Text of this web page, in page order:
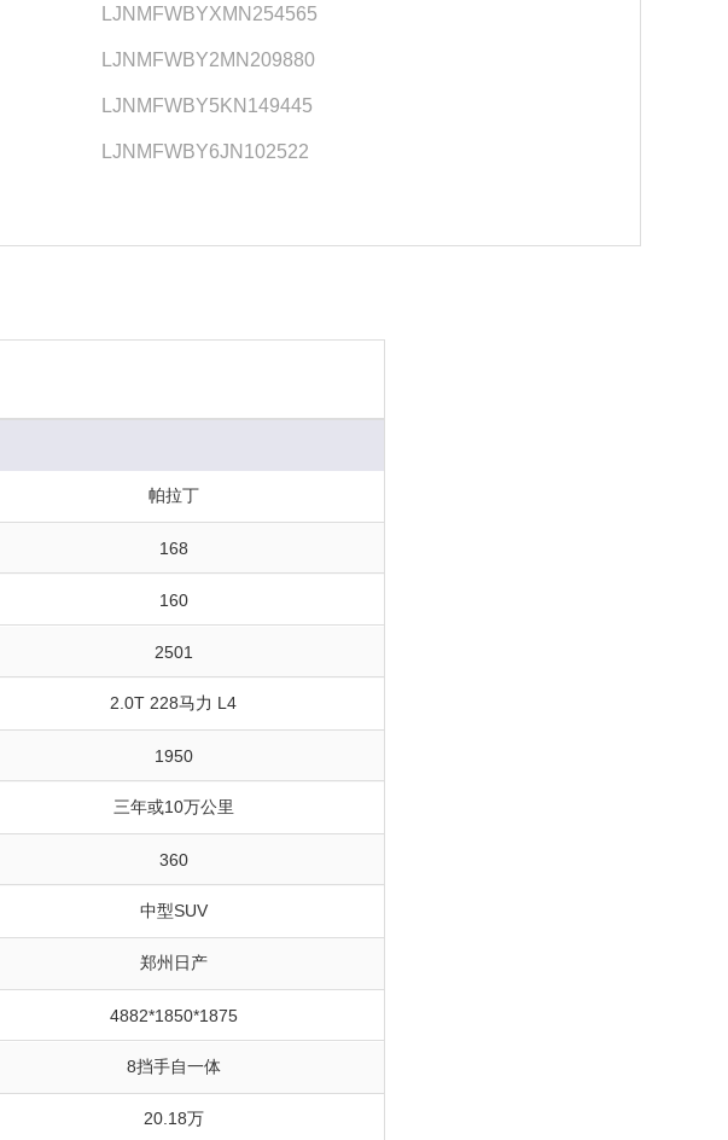
LJNMFWBYXMN254565
LJNMFWBY2MN209880
LJNMFWBY5KN149445
LJNMFWBY6JN102522
帕拉丁
168
160
2501
2.0T 228马力 L4
1950
三年或10万公里
360
中型SUV
郑州日产
4882*1850*1875
8挡手自一体
20.18万